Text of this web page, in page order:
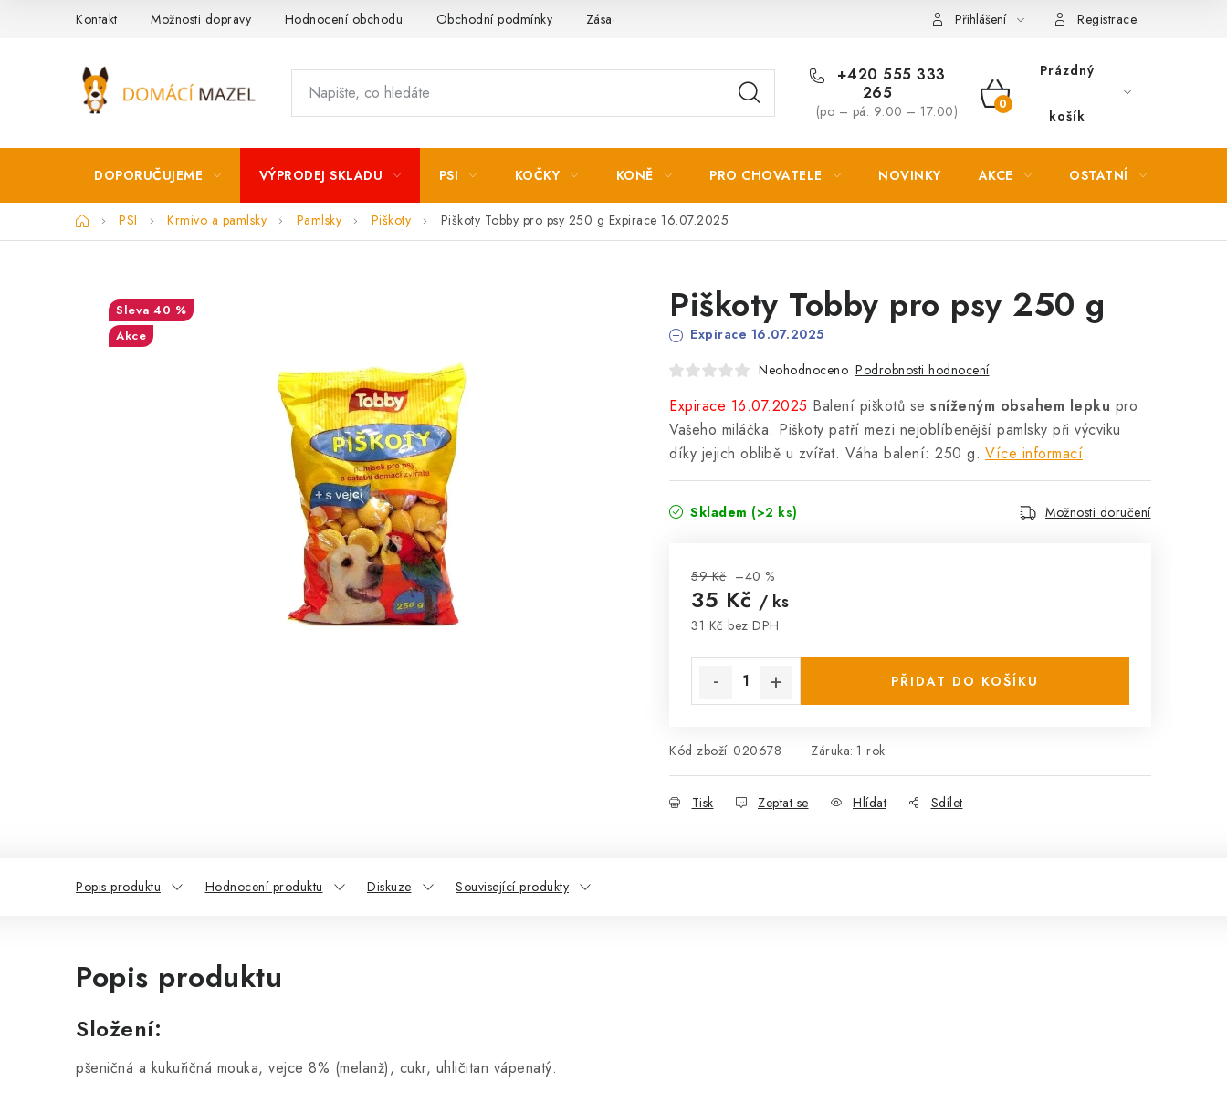
Kontakt Možnosti dopravy Hodnocení obchodu Obchodní podmínky Zásady zpracování osobních údajů Přihlášení Registrace
+420 555 333
265
(po – pá: 9:00 – 17:00)
NÁKUPNÍ
Prázdný
košík
DOPORUČUJEME VÝPRODEJ SKLADU PSI KOČKY KONĚ PRO CHOVATELE NOVINKY AKCE OSTATNÍ
DomůPSI Krmivo a pamlsky Pamlsky Piškoty Piškoty Tobby pro psy 250 g Expirace 16.07.2025
Piškoty Tobby pro psy 250 g
Expirace 16.07.2025
Neohodnoceno Podrobnosti hodnocení
Expirace 16.07.2025 Balení piškotů se sníženým obsahem lepku pro
Vašeho miláčka. Piškoty patří mezi nejoblíbenější pamlsky při výcviku
díky jejich oblibě u zvířat. Váha balení: 250 g. Více informací
Skladem (>2 ks) Možnosti doručení
59 Kč –40 %
35 Kč / ks
31 Kč bez DPH
PŘIDAT DO KOŠÍKU
Kód zboží: 020678 Záruka: 1 rok
Tisk Zeptat se Hlídat Sdílet
40 %
Akce
Popis produktu Hodnocení produktu Diskuze Související produkty
Popis produktu
Složení:
pšeničná a kukuřičná mouka, vejce 8% (melanž), cukr, uhličitan vápenatý.